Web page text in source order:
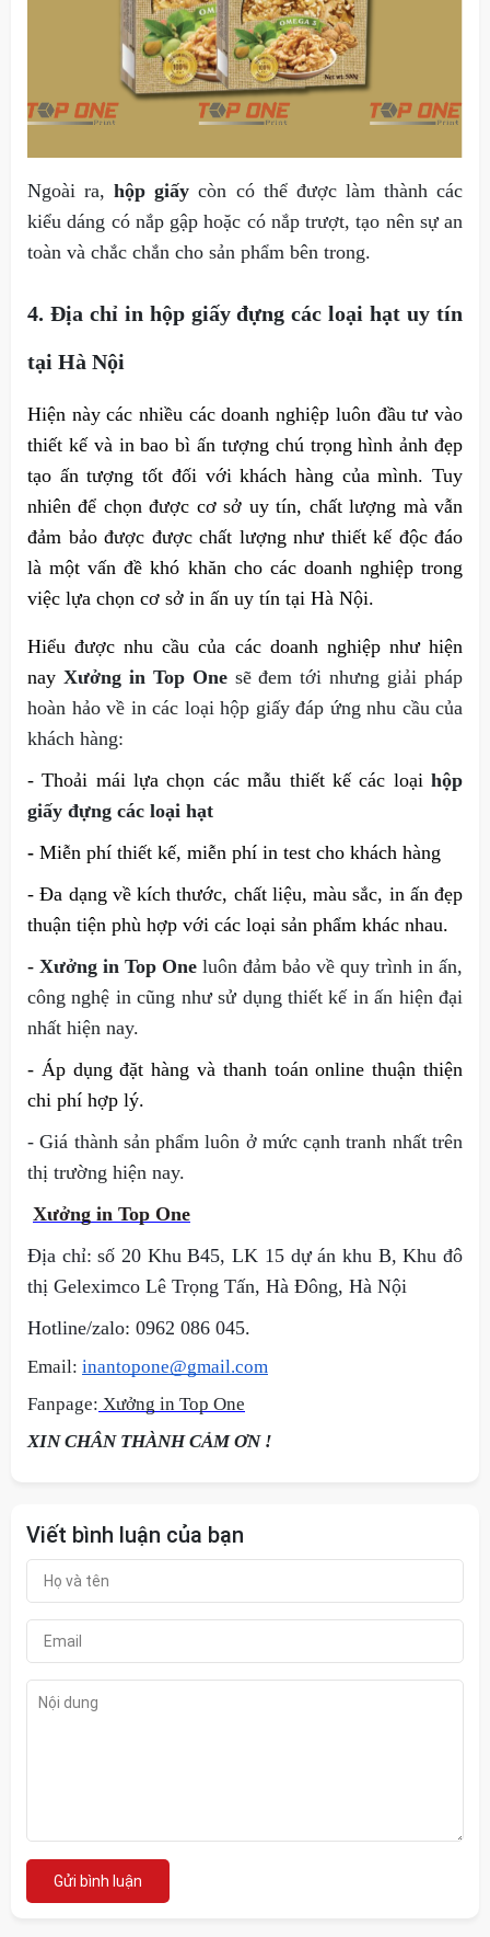
Ngoài ra,hộp giấy còn có thể được làm thành các
kiểu dáng có nắp gập hoặc có nắp trượt, tạo nên sự an
toàn và chắc chắn cho sản phẩm bên trong.
4. Địa chỉ in hộp giấy đựng các loại hạt uy tín
tại Hà Nội
Hiện này các nhiều các doanh nghiệp luôn đầu tư vào
thiết kế và in bao bì ấn tượng chú trọng hình ảnh đẹp
tạo ấn tượng tốt đối với khách hàng của mình. Tuy
nhiên để chọn được cơ sở uy tín, chất lượng mà vẫn
đảm bảo được được chất lượng như thiết kế độc đáo
là một vấn đề khó khăn cho các doanh nghiệp trong
việc lựa chọn cơ sở in ấn uy tín tại Hà Nội.
Hiểu được nhu cầu của các doanh nghiệp như hiện
nay Xưởng in Top One sẽ đem tới nhưng giải pháp
hoàn hảo về in các loại hộp giấy đáp ứng nhu cầu của
khách hàng:
- Thoải mái lựa chọn các mẫu thiết kế các loại hộp
giấy đựng các loại hạt
- Miễn phí thiết kế, miễn phí in test cho khách hàng
- Đa dạng về kích thước, chất liệu, màu sắc, in ấn đẹp
thuận tiện phù hợp với các loại sản phẩm khác nhau.
- Xưởng in Top One luôn đảm bảo về quy trình in ấn,
công nghệ in cũng như sử dụng thiết kế in ấn hiện đại
nhất hiện nay.
- Áp dụng đặt hàng và thanh toán online thuận thiện
chi phí hợp lý.
- Giá thành sản phẩm luôn ở mức cạnh tranh nhất trên
thị trường hiện nay.
Xưởng in Top One
Địa chỉ: số 20 Khu B45, LK 15 dự án khu B, Khu đô
thị Geleximco Lê Trọng Tấn, Hà Đông, Hà Nội
Hotline/zalo: 0962 086 045.
Email: inantopone@gmail.com
Fanpage: Xưởng in Top One
XIN CHÂN THÀNH CẢM ƠN !
Viết bình luận của bạn
Gửi bình luận